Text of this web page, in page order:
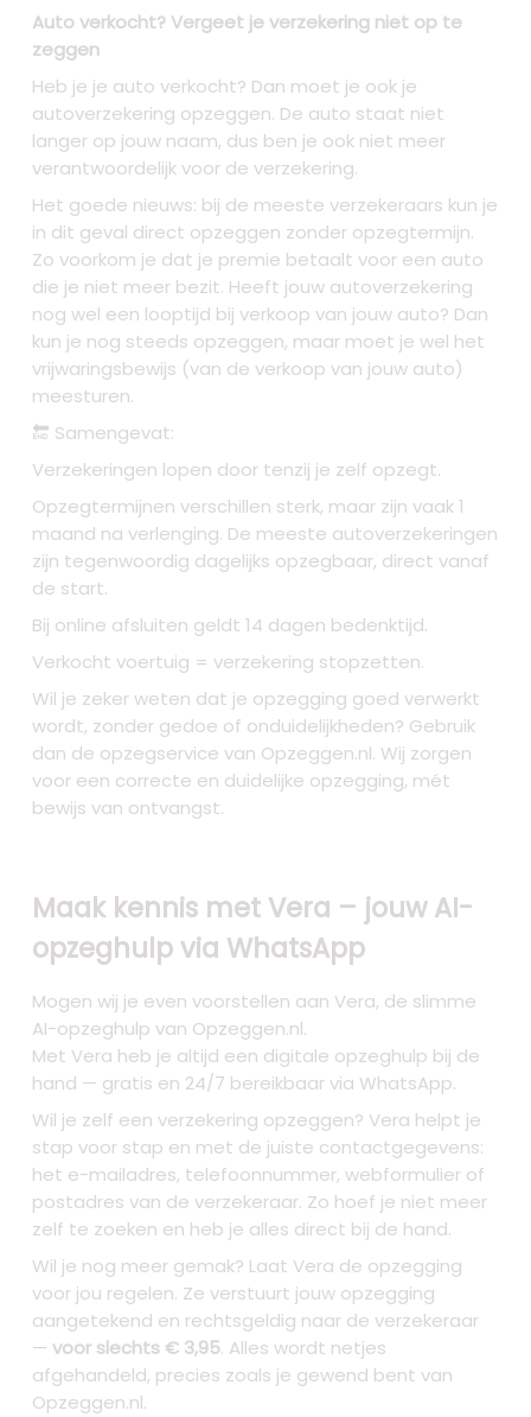
Auto verkocht? Vergeet je verzekering niet op te
zeggen
Heb je je auto verkocht? Dan moet je ook je
autoverzekering opzeggen. De auto staat niet
langer op jouw naam, dus ben je ook niet meer
verantwoordelijk voor de verzekering.
Het goede nieuws: bij de meeste verzekeraars kun je
in dit geval direct opzeggen zonder opzegtermijn.
Zo voorkom je dat je premie betaalt voor een auto
die je niet meer bezit. Heeft jouw autoverzekering
nog wel een looptijd bij verkoop van jouw auto? Dan
kun je nog steeds opzeggen, maar moet je wel het
vrijwaringsbewijs (van de verkoop van jouw auto)
meesturen.
🔚 Samengevat:
Verzekeringen lopen door tenzij je zelf opzegt.
Opzegtermijnen verschillen sterk, maar zijn vaak 1
maand na verlenging. De meeste autoverzekeringen
zijn tegenwoordig dagelijks opzegbaar, direct vanaf
de start.
Bij online afsluiten geldt 14 dagen bedenktijd.
Verkocht voertuig = verzekering stopzetten.
Wil je zeker weten dat je opzegging goed verwerkt
wordt, zonder gedoe of onduidelijkheden? Gebruik
dan de opzegservice van Opzeggen.nl. Wij zorgen
voor een correcte en duidelijke opzegging, mét
bewijs van ontvangst.
Maak kennis met Vera – jouw AI-
opzeghulp via WhatsApp
Mogen wij je even voorstellen aan Vera, de slimme
AI-opzeghulp van Opzeggen.nl.
Met Vera heb je altijd een digitale opzeghulp bij de
hand — gratis en 24/7 bereikbaar via WhatsApp.
Wil je zelf een verzekering opzeggen? Vera helpt je
stap voor stap en met de juiste contactgegevens:
het e-mailadres, telefoonnummer, webformulier of
postadres van de verzekeraar. Zo hoef je niet meer
zelf te zoeken en heb je alles direct bij de hand.
Wil je nog meer gemak? Laat Vera de opzegging
voor jou regelen. Ze verstuurt jouw opzegging
aangetekend en rechtsgeldig naar de verzekeraar
— voor slechts € 3,95. Alles wordt netjes
afgehandeld, precies zoals je gewend bent van
Opzeggen.nl.